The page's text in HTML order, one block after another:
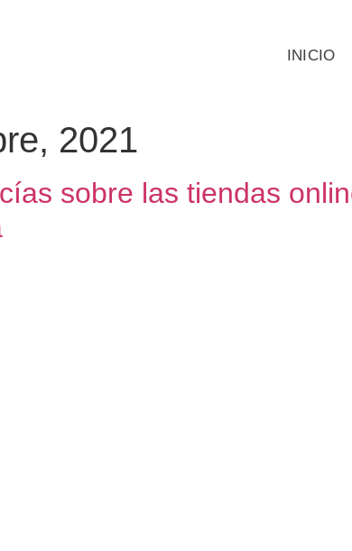
INICIO
2021
sobre las tiendas